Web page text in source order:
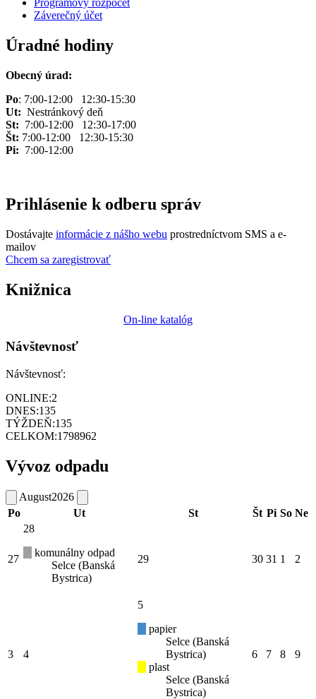
Programový rozpočet
Záverečný účet
Úradné hodiny
Obecný úrad:
Po: 7:00-12:00 12:30-15:30
Ut: Nestránkový deň
St: 7:00-12:00 12:30-17:00
Št: 7:00-12:00 12:30-15:30
Pi: 7:00-12:00
Prihlásenie k odberu správ
Dostávajte informácie z nášho webu prostredníctvom SMS a e-
mailov
Chcem sa zaregistrovať
Knižnica
On-line katalóg
Návštevnosť
Návštevnosť:
ONLINE:2
DNES:135
TÝŽDEŇ:135
CELKOM:1798962
Vývoz odpadu
August2026
Po
Ut St Št Pi So Ne
27
28
komunálny odpad
Selce (Banská
Bystrica)
29 30 31 1 2
3 4
5
papier
Selce (Banská
Bystrica)
plast
Selce (Banská
Bystrica)
6 7 8 9